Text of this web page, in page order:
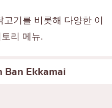
기를 비롯해 다양한 이
리 메뉴.
Ekkamai